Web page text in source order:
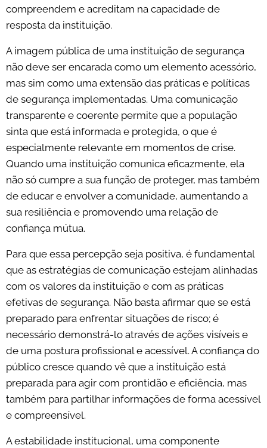
compreendem e acreditam na capacidade de
resposta da instituição.
A imagem pública de uma instituição de segurança
não deve ser encarada como um elemento acessório,
mas sim como uma extensão das práticas e políticas
de segurança implementadas. Uma comunicação
transparente e coerente permite que a população
sinta que está informada e protegida, o que é
especialmente relevante em momentos de crise.
Quando uma instituição comunica eficazmente, ela
não só cumpre a sua função de proteger, mas também
de educar e envolver a comunidade, aumentando a
sua resiliência e promovendo uma relação de
confiança mútua.
Para que essa percepção seja positiva, é fundamental
que as estratégias de comunicação estejam alinhadas
com os valores da instituição e com as práticas
efetivas de segurança. Não basta afirmar que se está
preparado para enfrentar situações de risco; é
necessário demonstrá-lo através de ações visíveis e
de uma postura profissional e acessível. A confiança do
público cresce quando vê que a instituição está
preparada para agir com prontidão e eficiência, mas
também para partilhar informações de forma acessível
e compreensível.
A estabilidade institucional, uma componente